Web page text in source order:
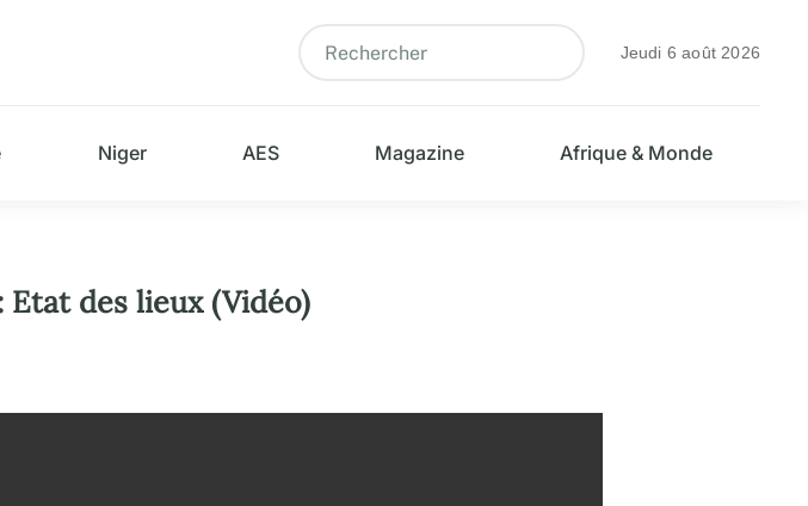
Jeudi 6 août 2026
Niger AES Magazine Afrique & Monde
des lieux (Vidéo)